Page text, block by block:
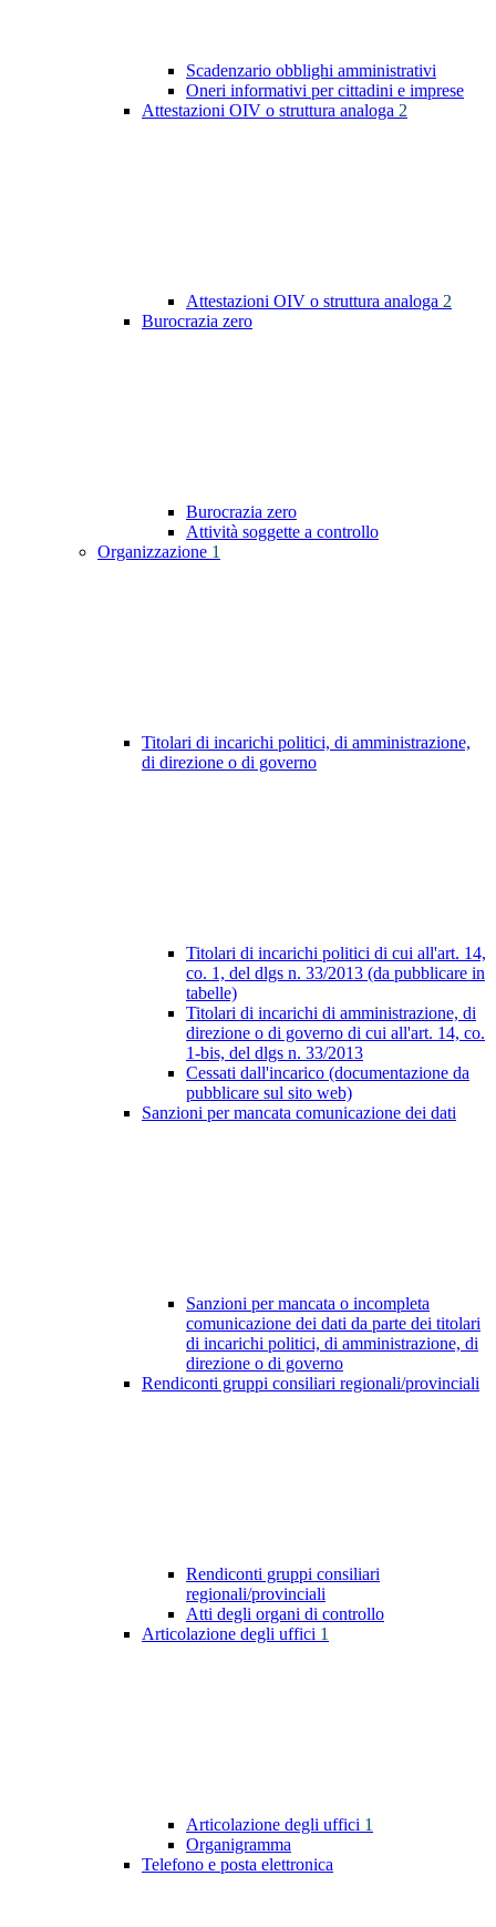
Scadenzario obblighi amministrativi
Oneri informativi per cittadini e imprese
Attestazioni OIV o struttura analoga 2
Attestazioni OIV o struttura analoga 2
Burocrazia zero
Burocrazia zero
Attività soggette a controllo
Organizzazione 1
Titolari di incarichi politici, di amministrazione,
di direzione o di governo
Titolari di incarichi politici di cui all'art. 14,
co. 1, del dlgs n. 33/2013 (da pubblicare in
tabelle)
Titolari di incarichi di amministrazione, di
direzione o di governo di cui all'art. 14, co.
1-bis, del dlgs n. 33/2013
Cessati dall'incarico (documentazione da
pubblicare sul sito web)
Sanzioni per mancata comunicazione dei dati
Sanzioni per mancata o incompleta
comunicazione dei dati da parte dei titolari
di incarichi politici, di amministrazione, di
direzione o di governo
Rendiconti gruppi consiliari regionali/provinciali
Rendiconti gruppi consiliari
regionali/provinciali
Atti degli organi di controllo
Articolazione degli uffici 1
Articolazione degli uffici 1
Organigramma
Telefono e posta elettronica